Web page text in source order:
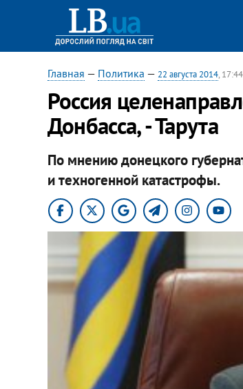
Главная — Политика — 22 августа 2014, 17:44
Россия
Донбасса, - Тарута
По мнению донецкого
и техногенной катастрофы.